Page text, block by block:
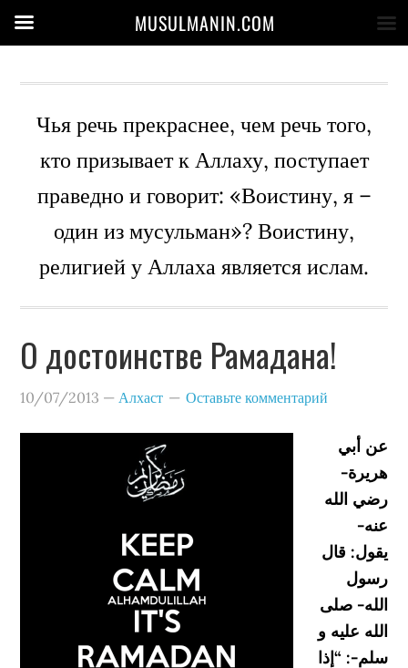
Чья речь прекраснее, чем речь того,
кто призывает к Аллаху, поступает
праведно и говорит: «Воистину, я –
один из мусульман»? Воистину,
религией у Аллаха является ислам.
О достоинстве Рамадана!
10/07/2013 —Алхаст Оставьте комментарий
عن أبي
هريرة-
رضي الله
عنه-
يقول: قال
رسول
الله- صلى
الله عليه و
سلم-: “إذا
MUSULMANIN.COM